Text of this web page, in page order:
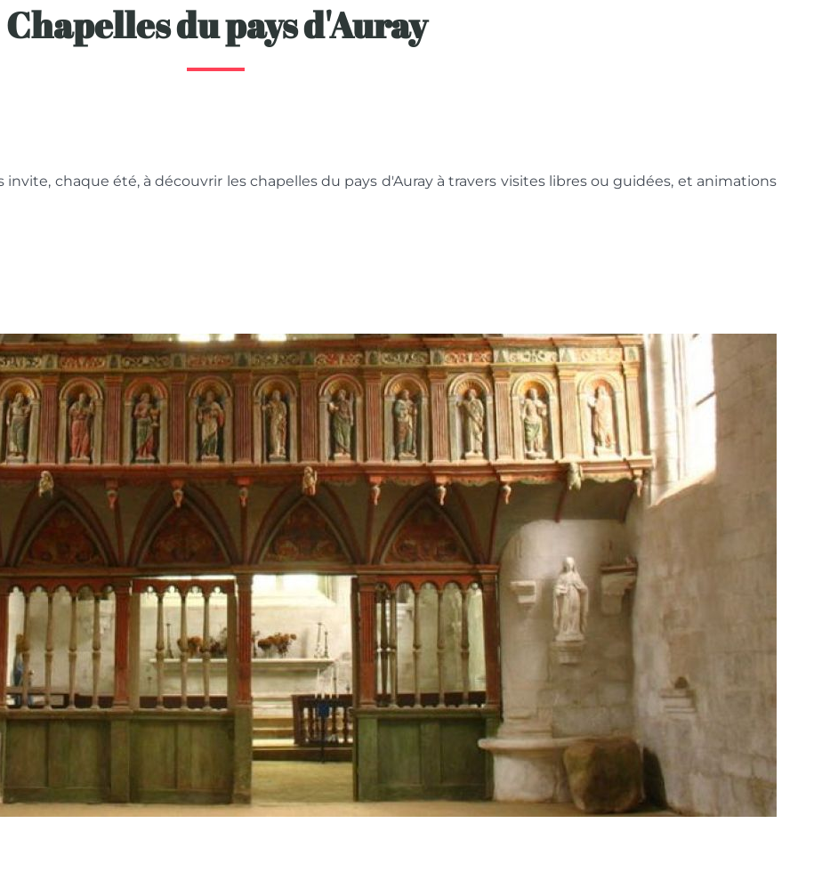
Chapelles du pays d'Auray
chaque été, à découvrir les chapelles du pays d'Auray à travers visites libres ou guidées, et animations